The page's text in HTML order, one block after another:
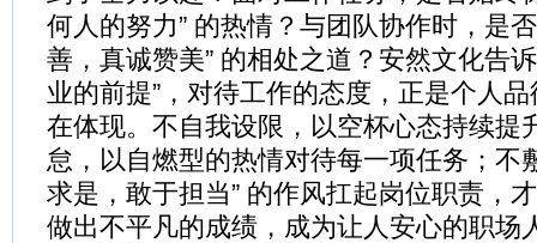
何人的努力” 的热情？与团队协作时，是
善，真诚赞美” 的相处之道？安然文化告
业的前提”，对待工作的态度，正是个人
在体现。不自我设限，以空杯心态持续提
怠，以自燃型的热情对待每一项任务；不
求是，敢于担当” 的作风扛起岗位职责，
做出不平凡的成绩，成为让人安心的职场